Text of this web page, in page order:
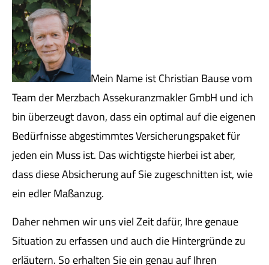
Mein Name ist Christian Bause vom
Team der Merzbach Assekuranzmakler GmbH und ich
bin überzeugt davon, dass ein optimal auf die eigenen
Bedürfnisse abgestimmtes Versicherungspaket für
jeden ein Muss ist. Das wichtigste hierbei ist aber,
dass diese Absicherung auf Sie zugeschnitten ist, wie
ein edler Maßanzug.
Daher nehmen wir uns viel Zeit dafür, Ihre genaue
Situation zu erfassen und auch die Hintergründe zu
erläutern. So erhalten Sie ein genau auf Ihren